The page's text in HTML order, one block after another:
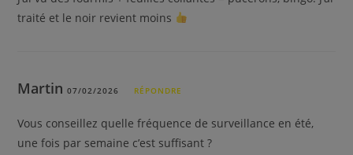
traité et le noir revient moins
Martin07/02/2026 RÉPONDRE
Vous conseillez quelle fréquence de surveillance en été,
une fois par semaine c’est suffisant ?